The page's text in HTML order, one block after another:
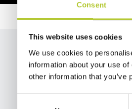
Consent
This website uses cookies
We use cookies to
information about your use
other information that
Hai un